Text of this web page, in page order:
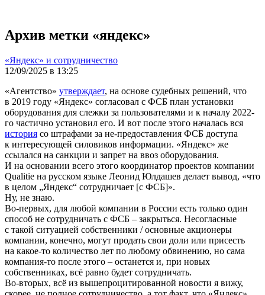
Архив метки «яндекс»
«Яндекс» и сотрудничество
12/09/2025 в 13:25
«Агентство» утверждает, на основе судебных решений, что
в 2019 году «Яндекс» согласовал с ФСБ план установки
оборудования для слежки за пользователями и к началу 2022-
го частично установил его. И вот после этого началась вся
история со штрафами за не-предоставления ФСБ доступа
к интересующей силовиков информации. «Яндекс» же
ссылался на санкции и запрет на ввоз оборудования.
И на основании всего этого координатор проектов компании
Qualitie на русском языке Леонид Юлдашев делает вывод, «что
в целом „Яндекс“ сотрудничает [с ФСБ]».
Ну, не знаю.
Во-первых, для любой компании в России есть только один
способ не сотрудничать с ФСБ – закрыться. Несогласные
с такой ситуацией собственники / основные акционеры
компании, конечно, могут продать свои доли или присесть
на какое-то количество лет по любому обвинению, но сама
компания-то после этого – останется и, при новых
собственниках, всё равно будет сотрудничать.
Во-вторых, всё из вышепроцитированной новости я вижу,